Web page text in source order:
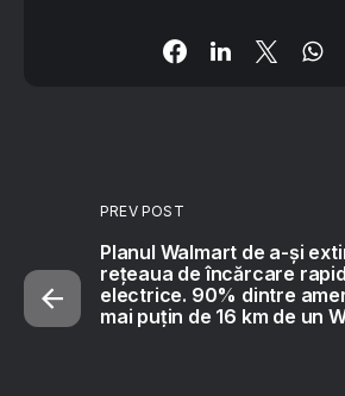
PREV POST
Planul Walmart de a-și
rețeaua de încărcare
electrice. 90% dintre
mai puțin de 16 km de un